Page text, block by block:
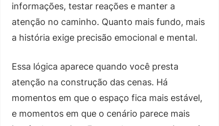
informações, testar reações e manter a
atenção no caminho. Quanto mais fundo, mais
a história exige precisão emocional e mental.
Essa lógica aparece quando você presta
atenção na construção das cenas. Há
momentos em que o espaço fica mais estável,
e momentos em que o cenário parece mais